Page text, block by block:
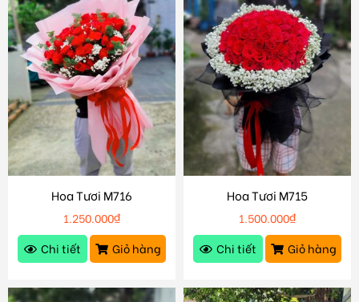
Hoa Tươi M716
1.250.000₫
Chi tiết
Giỏ hàng
Hoa Tươi M715
1.500.000₫
Chi tiết
Giỏ hàng